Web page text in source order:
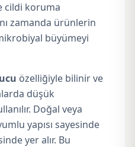
cildi koruma
zamanda ürünlerin
büyümeyi
özelliğiyle bilinir ve
düşük
Doğal veya
yapısı sayesinde
yer alır. Bu